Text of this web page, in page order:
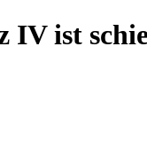
ist